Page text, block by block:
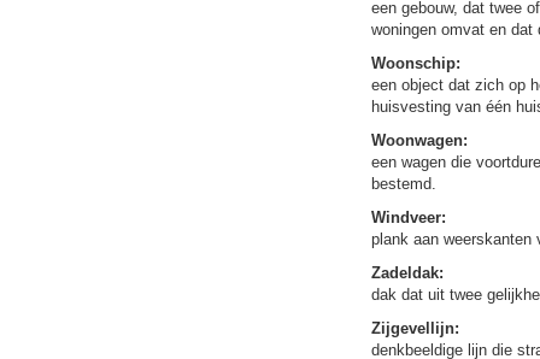
een gebouw, dat twee
woningen omvat en dat
Woonschip:
een object dat zich op
huisvesting van één
Woonwagen:
een wagen die
bestemd.
Windveer:
plank aan weerskanten
Zadeldak:
dak dat uit twee
Zijgevellijn:
denkbeeldige lijn die